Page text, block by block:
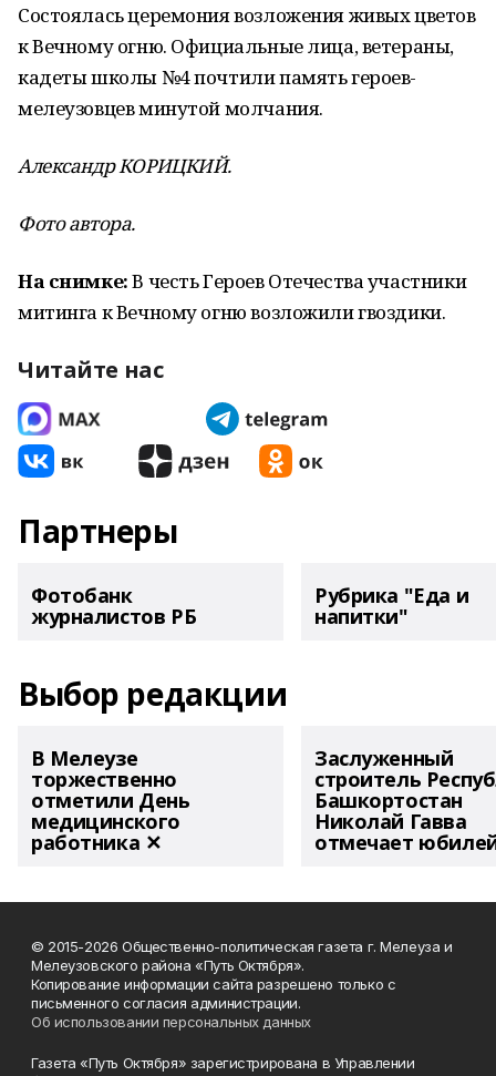
Состоялась церемония возложения живых цветов
к Вечному огню. Официальные лица, ветераны,
кадеты школы №4 почтили память героев-
мелеузовцев минутой молчания.
Александр КОРИЦКИЙ.
Фото автора.
На снимке:В честь Героев Отечества участники
митинга к Вечному огню возложили гвоздики.
Читайте нас
Партнеры
Фотобанк
журналистов РБ
Рубрика "Еда и
напитки"
Выбор редакции
В Мелеузе
торжественно
отметили День
медицинского
работника ✕
Заслуженный
строитель
Башкортостан
Николай Гавва
отмечает
© 2015-2026 Общественно-политическая газета г. Мелеуза и
Мелеузовского района «Путь Октября».
Копирование информации сайта разрешено только с
письменного согласия администрации.
Об использовании персональных данных
Газета «Путь Октября» зарегистрирована в Управлении